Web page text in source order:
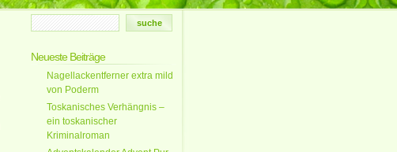
Neueste Beiträge
Nagellackentferner extra mild
von Poderm
Toskanisches Verhängnis –
ein toskanischer
Kriminalroman